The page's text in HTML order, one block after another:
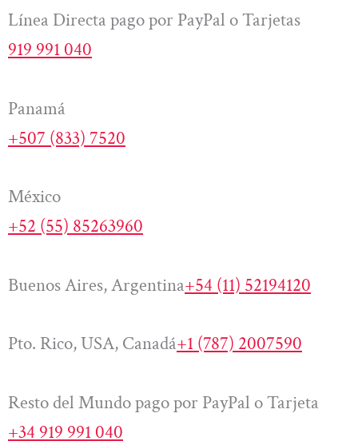
Línea Directa pago por PayPal o Tarjetas
919 991 040
Panamá
+507 (833) 7520
México
+52 (55) 85263960
Buenos Aires, Argentina+54 (11) 52194120
Pto. Rico, USA, Canadá+1 (787) 2007590
Resto del Mundo pago por PayPal o Tarjeta
+34 919 991 040